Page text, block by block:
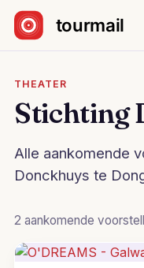
Sla navigatie over
THEATER
Stichting
Alle aankomende
Donckhuys te
2 aankomende